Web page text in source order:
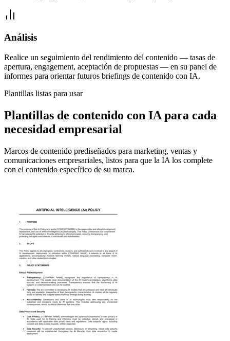
Análisis
Realice un seguimiento del rendimiento del contenido — tasas de
apertura, engagement, aceptación de propuestas — en su panel de
informes para orientar futuros briefings de contenido con IA.
Plantillas listas para usar
Plantillas de contenido con IA para cada
necesidad empresarial
Marcos de contenido prediseñados para marketing, ventas y
comunicaciones empresariales, listos para que la IA los complete
con el contenido específico de su marca.